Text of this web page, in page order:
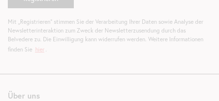
Über uns
Mit „Registrieren“ stimmen Sie der Verarbeitung Ihrer Daten sowie Analyse der
Newsletterinteraktion zum Zweck der Newsletterzusendung durch das
Belvedere zu. Die Einwilligung kann widerrufen werden. Weitere Informationen
finden Sie hier